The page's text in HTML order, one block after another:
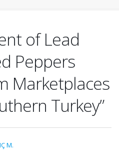
of Lead
Peppers
Marketplaces
Turkey”
M.